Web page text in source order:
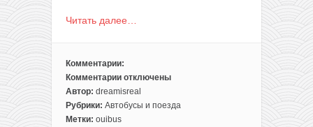
Читать далее…
Комментарии:
Комментарии
к
записи
Почти
отключены
Автор: dreamisreal
Рубрики: Автобусы и поезда
Метки: ouibus